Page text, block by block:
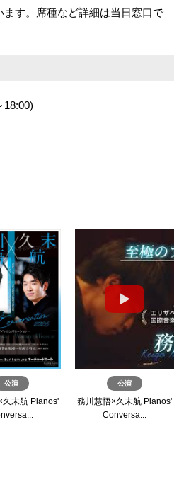
す。席種など詳細は当日窓口で
18:00)
公演
久末航 Pianos'
公演
務川慧悟×久末航 Pianos'
Conversa...